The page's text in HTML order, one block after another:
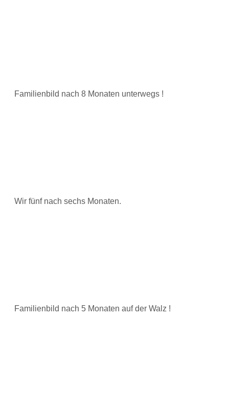
Familienbild nach 8 Monaten unterwegs !
Wir fünf nach sechs Monaten.
Familienbild nach 5 Monaten auf der Walz !